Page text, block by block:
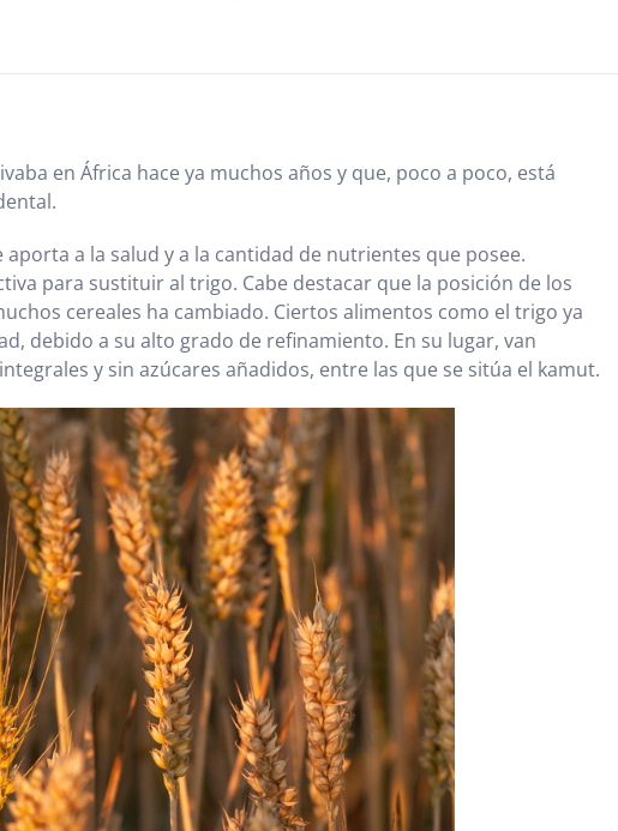
en África hace ya muchos años y que, poco a poco, está
aporta a la salud y a la cantidad de nutrientes que posee.
para sustituir al trigo. Cabe destacar que la posición de los
cereales ha cambiado. Ciertos alimentos como el trigo ya
debido a su alto grado de refinamiento. En su lugar, van
y sin azúcares añadidos, entre las que se sitúa el kamut.